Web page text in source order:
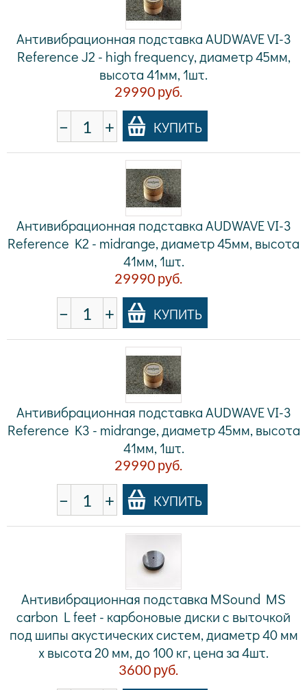
Антивибрационная подставка AUDWAVE VI-3
Reference J2 - high frequency, диаметр 45мм,
высота 41мм, 1шт.
29990 руб.
− + КУПИТЬ
Антивибрационная подставка AUDWAVE VI-3
Reference K2 - midrange, диаметр 45мм, высота
41мм, 1шт.
29990 руб.
− + КУПИТЬ
Антивибрационная подставка AUDWAVE VI-3
Reference K3 - midrange, диаметр 45мм, высота
41мм, 1шт.
29990 руб.
− + КУПИТЬ
Антивибрационная подставка MSound MS
carbon L feet - карбоновые диски с выточкой
под шипы акустических систем, диаметр 40 мм
х высота 20 мм, до 100 кг, цена за 4шт.
3600 руб.